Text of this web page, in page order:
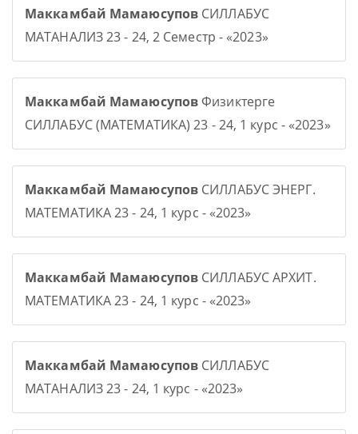
Маккамбай Мамаюсупов СИЛЛАБУС
МАТАНАЛИЗ 23 - 24, 2 Семестр - «2023»
Маккамбай МамаюсуповФизиктерге
СИЛЛАБУС (МАТЕМАТИКА) 23 - 24, 1 курс - «2023»
Маккамбай Мамаюсупов СИЛЛАБУС ЭНЕРГ.
МАТЕМАТИКА 23 - 24, 1 курс - «2023»
Маккамбай Мамаюсупов СИЛЛАБУС АРХИТ.
МАТЕМАТИКА 23 - 24, 1 курс - «2023»
Маккамбай Мамаюсупов СИЛЛАБУС
МАТАНАЛИЗ 23 - 24, 1 курс - «2023»